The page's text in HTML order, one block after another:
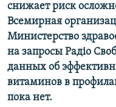
снижает риск
Всемирная
Министерство
на запросы Радіо
данных об
витаминов в
пока нет.